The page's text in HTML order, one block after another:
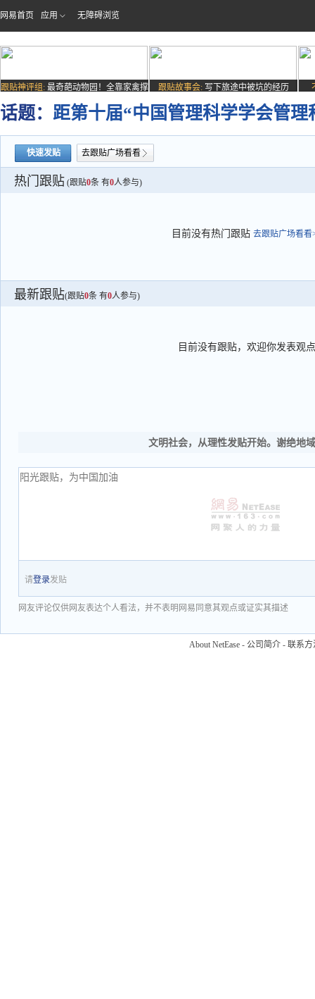
网易首页 应用 无障碍浏览
跟贴神评组: 最奇葩动物园！全靠家禽撑
场子
跟贴故事会: 写下旅途中被坑的经历
话题： 距第十届“中国管理科学学会管
快速发贴 去跟贴广场看看
热门跟贴 (跟贴0条 有0人参与)
目前没有热门跟贴 去跟贴广场看看
最新跟贴(跟贴0条 有0人参与)
目前没有跟贴，欢迎你发表观点
文明社会，从理性发贴开始。谢绝地
请登录发贴
网友评论仅供网友表达个人看法，并不表明网易同意其观点或证实其描述
About NetEase - 公司简介 - 联系方